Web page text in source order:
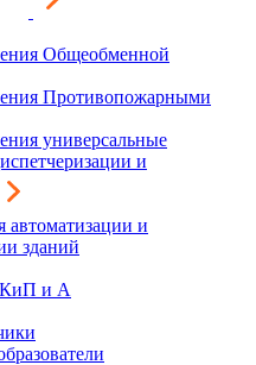
Общеобменной
Противопожарными
универсальные
и
автоматизации и
зданий
КиП и А